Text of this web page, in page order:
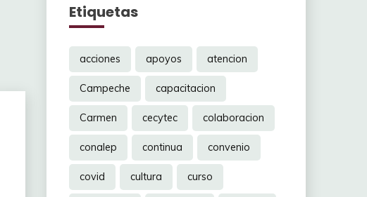
Etiquetas
acciones apoyos atencion
Campeche capacitacion
Carmen cecytec colaboracion
conalep continua convenio
covid cultura curso